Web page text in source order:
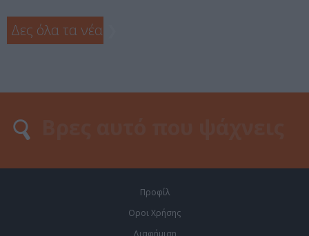
Δες όλα τα νέα
Προφίλ
Οροι Χρήσης
Διαφήμιση